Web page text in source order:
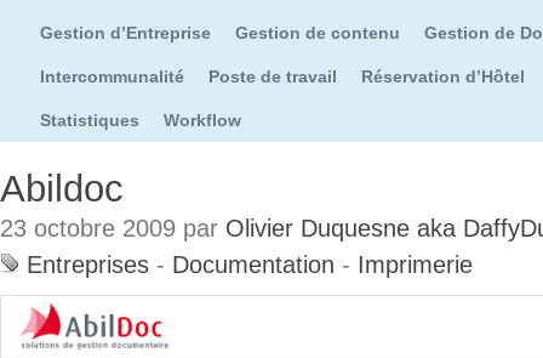
Gestion d’Entreprise Gestion de contenu Gestion de
Intercommunalité Poste de travail Réservation d’Hôtel
Statistiques Workflow
Abildoc
23 octobre 2009 par Olivier Duquesne aka
Entreprises - Documentation - Imprimerie